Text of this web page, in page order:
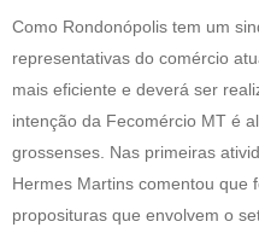
Como Rondonópolis tem um
representativas do comércio
mais eficiente e deverá ser
intenção da Fecomércio MT é
grossenses. Nas primeiras
Hermes Martins comentou que
proposituras que envolvem o